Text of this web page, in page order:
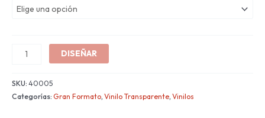
DISEÑAR
SKU: 40005
Categorías: Gran Formato, Vinilo Transparente, Vinilos